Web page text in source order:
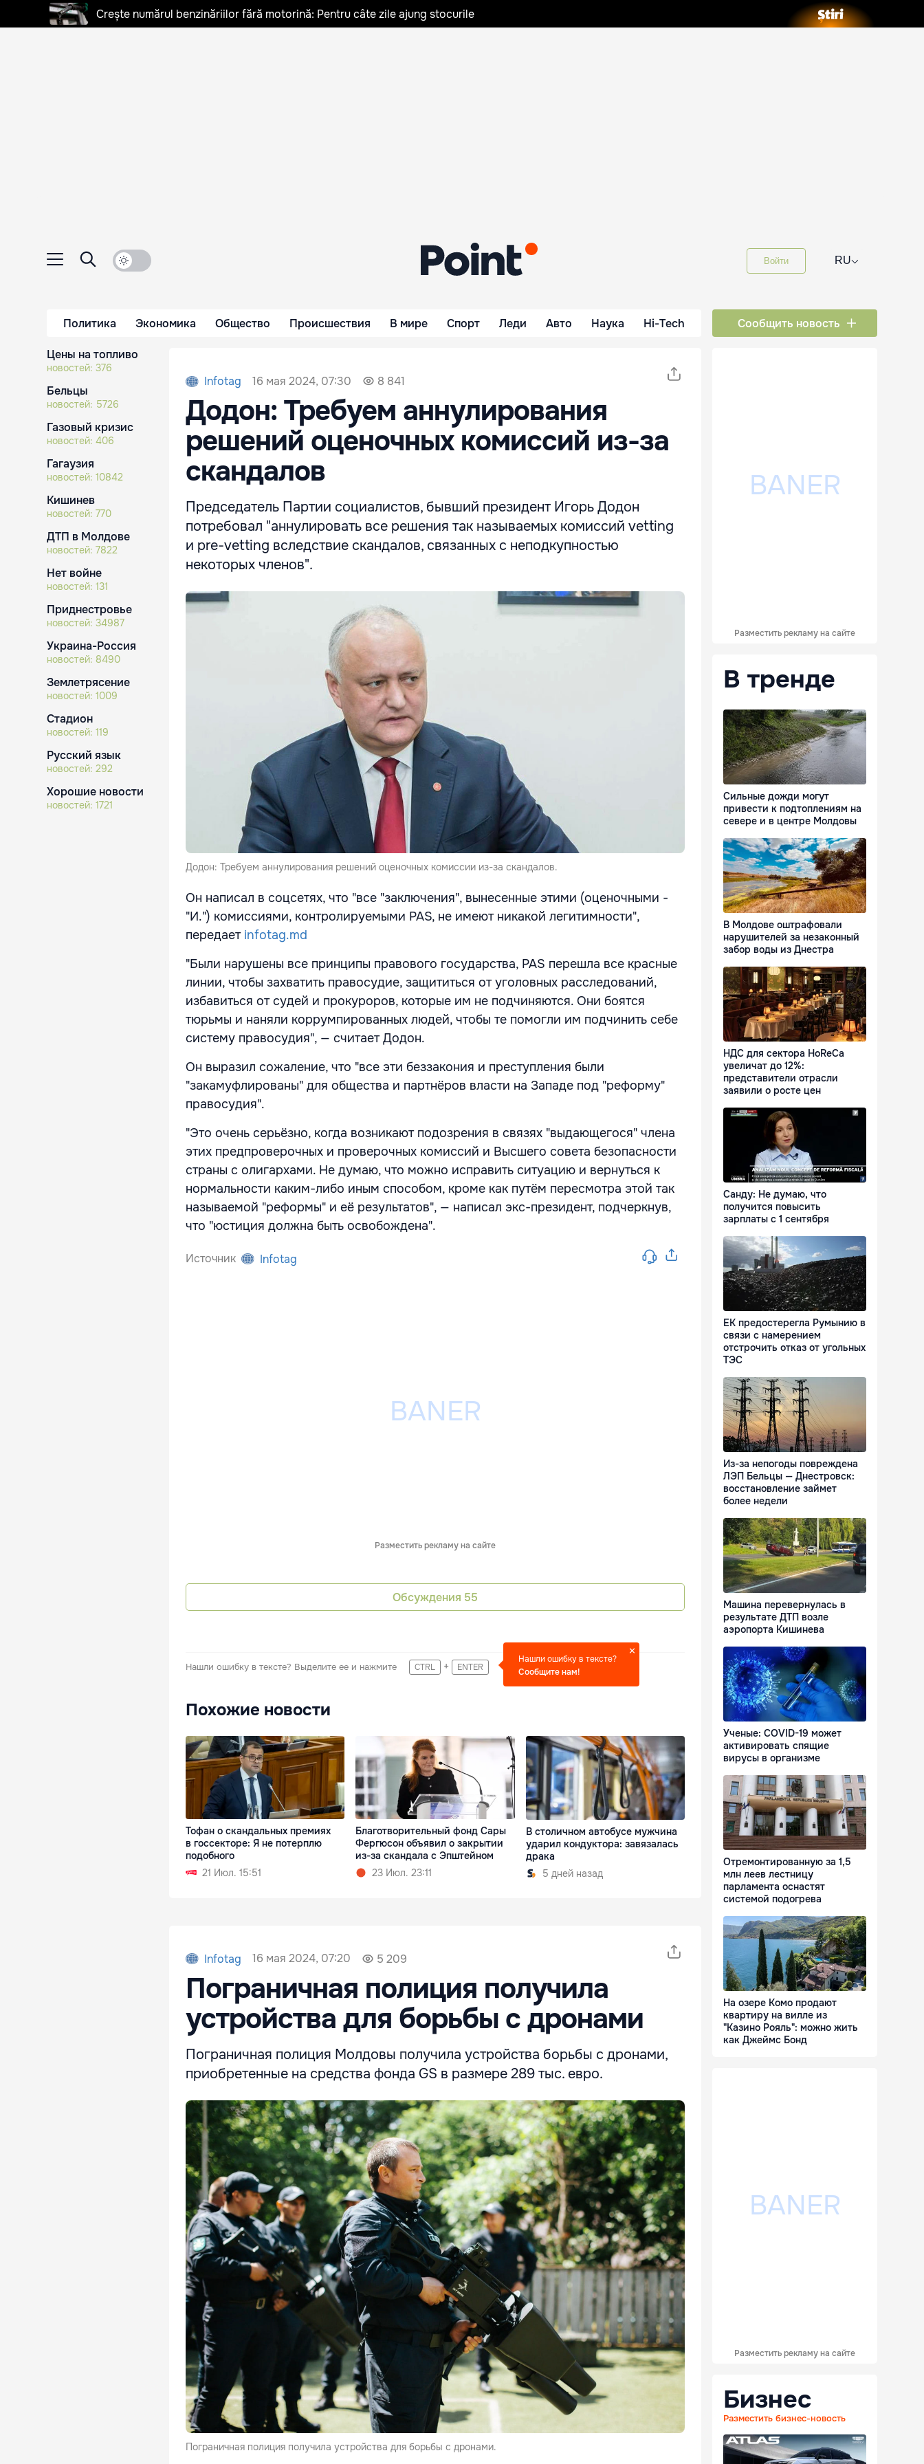
Crește numărul benzinăriilor fără motorină: Pentru câte zile ajung stocurile
Войти RU⌵
Политика Экономика Общество Происшествия В мире Спорт Леди Авто Наука Hi-Tech Сообщить новость
Цены на топливо
новостей: 376
Бельцы
новостей: 5726
Газовый кризис
новостей: 406
Гагаузия
новостей: 10842
Кишинев
новостей: 770
ДТП в Молдове
новостей: 7822
Нет войне
новостей: 131
Приднестровье
новостей: 34987
Украина-Россия
новостей: 8490
Землетрясение
новостей: 1009
Стадион
новостей: 119
Русский язык
новостей: 292
Хорошие новости
новостей: 1721
Infotag 16 мая 2024, 07:30 8 841
Додон: Требуем аннулирования
решений оценочных комиссий из-за
скандалов
Председатель Партии социалистов, бывший президент Игорь Додон
потребовал "аннулировать все решения так называемых комиссий vetting
и pre-vetting вследствие скандалов, связанных с неподкупностью
некоторых членов".
Додон: Требуем аннулирования решений оценочных комиссии из-за скандалов.
Он написал в соцсетях, что "все "заключения", вынесенные этими (оценочными -
"И.") комиссиями, контролируемыми PAS, не имеют никакой легитимности",
передает infotag.md
"Были нарушены все принципы правового государства, PAS перешла все красные
линии, чтобы захватить правосудие, защититься от уголовных расследований,
избавиться от судей и прокуроров, которые им не подчиняются. Они боятся
тюрьмы и наняли коррумпированных людей, чтобы те помогли им подчинить себе
систему правосудия", — считает Додон.
Он выразил сожаление, что "все эти беззакония и преступления были
"закамуфлированы" для общества и партнёров власти на Западе под "реформу"
правосудия".
"Это очень серьёзно, когда возникают подозрения в связях "выдающегося" члена
этих предпроверочных и проверочных комиссий и Высшего совета безопасности
страны с олигархами. Не думаю, что можно исправить ситуацию и вернуться к
нормальности каким-либо иным способом, кроме как путём пересмотра этой так
называемой "реформы" и её результатов", — написал экс-президент, подчеркнув,
что "юстиция должна быть освобождена".
Источник Infotag
Разместить рекламу на сайте
Обсуждения 55
Нашли ошибку в тексте? Выделите ее и нажмите CTRL + ENTER
Нашли ошибку в тексте?
Сообщите нам!
Похожие новости
Тофан о скандальных премиях
в госсекторе: Я не потерплю
подобного
21 Июл. 15:51
Благотворительный фонд Сары
Фергюсон объявил о закрытии
из-за скандала с Эпштейном
23 Июл. 23:11
В столичном автобусе мужчина
ударил кондуктора: завязалась
драка
5 дней назад
Infotag 16 мая 2024, 07:20 5 209
Пограничная полиция получила
устройства для борьбы с дронами
Пограничная полиция Молдовы получила устройства борьбы с дронами,
приобретенные на средства фонда GS в размере 289 тыс. евро.
Пограничная полиция получила устройства для борьбы с дронами.
Разместить рекламу на сайте
В тренде
Сильные дожди могут
привести к подтоплениям на
севере и в центре Молдовы
В Молдове оштрафовали
нарушителей за незаконный
забор воды из Днестра
НДС для сектора HoReCa
увеличат до 12%:
представители отрасли
заявили о росте цен
Санду: Не думаю, что
получится повысить
зарплаты с 1 сентября
ЕК предостерегла Румынию в
связи с намерением
отстрочить отказ от угольных
ТЭС
Из-за непогоды повреждена
ЛЭП Бельцы — Днестровск:
восстановление займет
более недели
Машина перевернулась в
результате ДТП возле
аэропорта Кишинева
Ученые: COVID-19 может
активировать спящие
вирусы в организме
Отремонтированную за 1,5
млн леев лестницу
парламента оснастят
системой подогрева
На озере Комо продают
квартиру на вилле из
"Казино Рояль": можно жить
как Джеймс Бонд
Разместить рекламу на сайте
Бизнес
Разместить бизнес-новость